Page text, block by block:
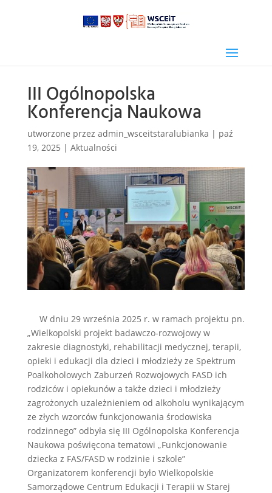
III Ogólnopolska
Konferencja Naukowa
utworzone przez admin_wsceitstaralubianka | paź
19, 2025 | Aktualności
W dniu 29 września 2025 r. w ramach projektu pn.
„Wielkopolski projekt badawczo-rozwojowy w
zakresie diagnostyki, rehabilitacji medycznej, terapii,
opieki i edukacji dla dzieci i młodzieży ze Spektrum
Poalkoholowych Zaburzeń Rozwojowych FASD ich
rodziców i opiekunów a także dzieci i młodzieży
zagrożonych uzależnieniem od alkoholu wynikającym
ze złych wzorców funkcjonowania środowiska
rodzinnego” odbyła się III Ogólnopolska Konferencja
Naukowa poświęcona tematowi „Funkcjonowanie
dziecka z FAS/FASD w rodzinie i szkole”
Organizatorem konferencji było Wielkopolskie
Samorządowe Centrum Edukacji i Terapii w Starej